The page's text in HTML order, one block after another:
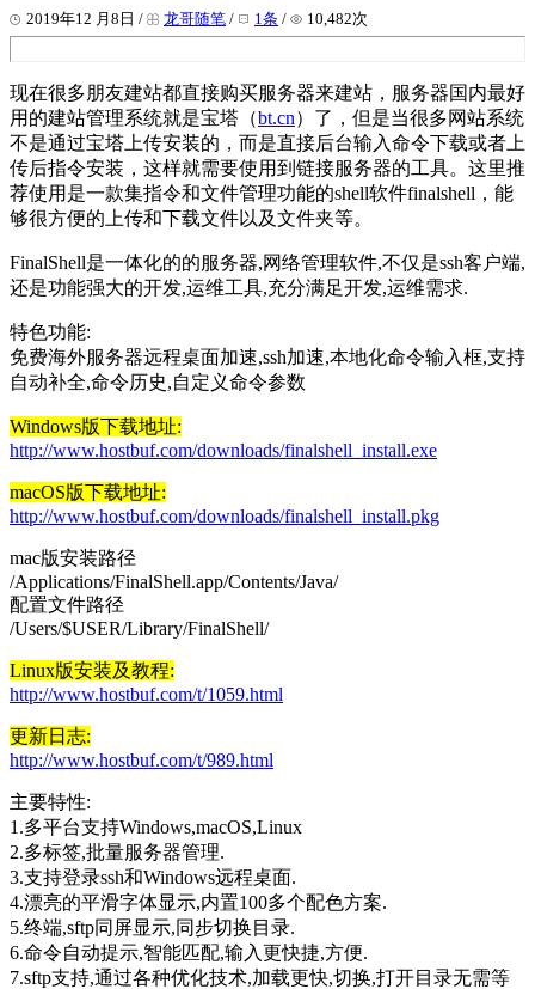
2019年12 月8日 / 龙哥随笔 / 1条 / 10,482次
现在很多朋友建站都直接购买服务器来建站，服务器国内最好
用的建站管理系统就是宝塔（bt.cn）了，但是当很多网站系统
不是通过宝塔上传安装的，而是直接后台输入命令下载或者上
传后指令安装，这样就需要使用到链接服务器的工具。这里推
荐使用是一款集指令和文件管理功能的shell软件finalshell，能
够很方便的上传和下载文件以及文件夹等。
FinalShell是一体化的的服务器,网络管理软件,不仅是ssh客户端,
还是功能强大的开发,运维工具,充分满足开发,运维需求.
特色功能:
免费海外服务器远程桌面加速,ssh加速,本地化命令输入框,支持
自动补全,命令历史,自定义命令参数
Windows版下载地址:
http://www.hostbuf.com/downloads/finalshell_install.exe
macOS版下载地址:
http://www.hostbuf.com/downloads/finalshell_install.pkg
mac版安装路径
/Applications/FinalShell.app/Contents/Java/
配置文件路径
/Users/$USER/Library/FinalShell/
Linux版安装及教程:
http://www.hostbuf.com/t/1059.html
更新日志:
http://www.hostbuf.com/t/989.html
主要特性:
1.多平台支持Windows,macOS,Linux
2.多标签,批量服务器管理.
3.支持登录ssh和Windows远程桌面.
4.漂亮的平滑字体显示,内置100多个配色方案.
5.终端,sftp同屏显示,同步切换目录.
6.命令自动提示,智能匹配,输入更快捷,方便.
7.sftp支持,通过各种优化技术,加载更快,切换,打开目录无需等